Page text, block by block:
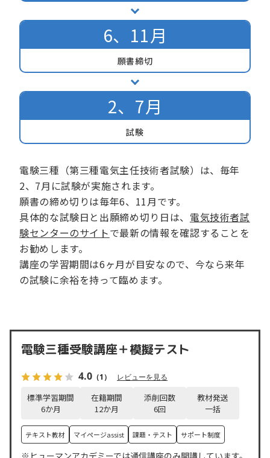
6、11月
願書締切
2、7月
試験
電験三種（第三種電気主任技術者試験）は、毎年
2、7月に試験が実施されます。
願書の締め切りは毎年6、11月です。
具体的な試験日と出願締め切り日は、 電気技術者試
験センターのサイトで最新の情報を確認することを
お勧めします。
講座の学習期間は6ヶ月が目安なので、今なら来年
の試験に余裕を持って臨めます。
電験三種受験講座＋模擬テスト
4.0 （1） レビューを見る
標準学習期間
6か月
在籍期間
12か月
添削回数
6回
教材発送
一括
テキスト教材 マイページassist 課題・テスト サポート制度
※ヒューマンアカデミーでは通信講座のみ開講しています。